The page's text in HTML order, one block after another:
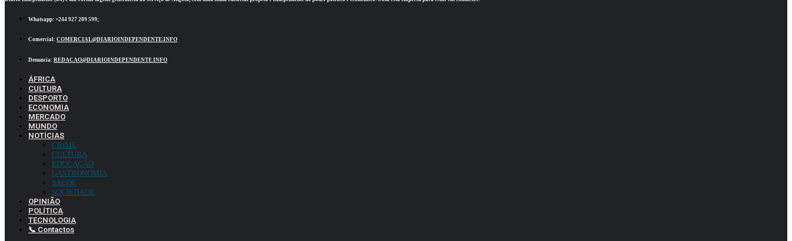
Whatsapp: +244 927 209 599;
Comercial: COMERCIAL@DIARIOINDEPENDENTE.INFO
Denuncia: REDACAO@DIARIOINDEPENDENTE.INFO
ÁFRICA
CULTURA
DESPORTO
ECONOMIA
MERCADO
MUNDO
NOTÍCIAS
CRIME
CULTURA
EDUCAÇÃO
GASTRONOMIA
SAÚDE
SOCIEDADE
OPINIÃO
POLÍTICA
TECNOLOGIA
📞 Contactos